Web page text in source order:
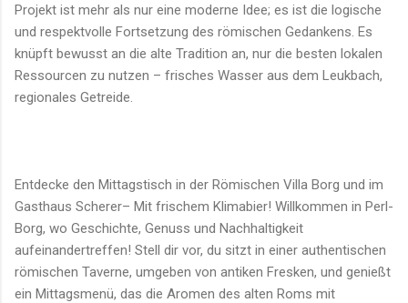
Projekt ist mehr als nur eine moderne Idee; es ist die logische
und respektvolle Fortsetzung des römischen Gedankens. Es
knüpft bewusst an die alte Tradition an, nur die besten lokalen
Ressourcen zu nutzen – frisches Wasser aus dem Leukbach,
regionales Getreide.
Entdecke den Mittagstisch in der Römischen Villa Borg und im
Gasthaus Scherer– Mit frischem Klimabier! Willkommen in Perl-
Borg, wo Geschichte, Genuss und Nachhaltigkeit
aufeinandertreffen! Stell dir vor, du sitzt in einer authentischen
römischen Taverne, umgeben von antiken Fresken, und genießt
ein Mittagsmenü, das die Aromen des alten Roms mit